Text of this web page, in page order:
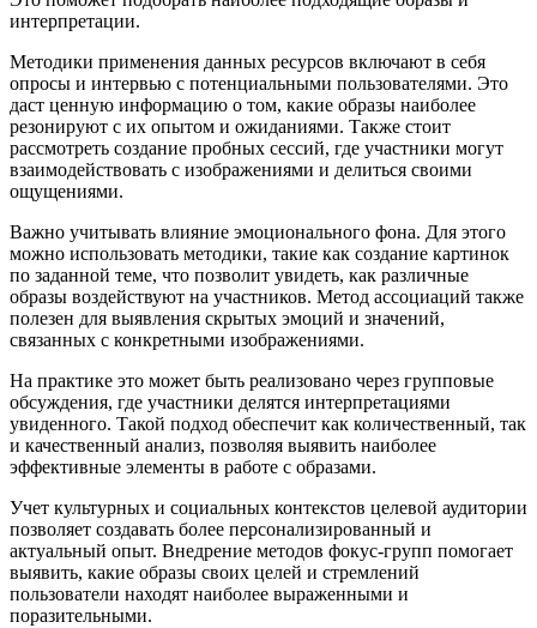
интерпретации.
Методики применения данных ресурсов включают в себя
опросы и интервью с потенциальными пользователями. Это
даст ценную информацию о том, какие образы наиболее
резонируют с их опытом и ожиданиями. Также стоит
рассмотреть создание пробных сессий, где участники могут
взаимодействовать с изображениями и делиться своими
ощущениями.
Важно учитывать влияние эмоционального фона. Для этого
можно использовать методики, такие как создание картинок
по заданной теме, что позволит увидеть, как различные
образы воздействуют на участников. Метод ассоциаций также
полезен для выявления скрытых эмоций и значений,
связанных с конкретными изображениями.
На практике это может быть реализовано через групповые
обсуждения, где участники делятся интерпретациями
увиденного. Такой подход обеспечит как количественный, так
и качественный анализ, позволяя выявить наиболее
эффективные элементы в работе с образами.
Учет культурных и социальных контекстов целевой аудитории
позволяет создавать более персонализированный и
актуальный опыт. Внедрение методов фокус-групп помогает
выявить, какие образы своих целей и стремлений
пользователи находят наиболее выраженными и
поразительными.